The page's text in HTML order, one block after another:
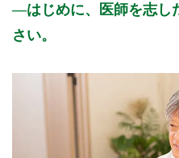
はじめに、医師を志し
さい。